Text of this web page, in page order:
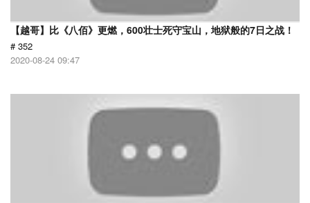
【越哥】比《八佰》更燃，600壮士死守宝山，地狱般的7日之战！
# 352
2020-08-24 09:47